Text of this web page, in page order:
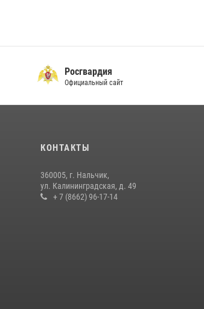
Росгвардия
Официальный сайт
КОНТАКТЫ
360005, г. Нальчик,
ул. Калининградская, д. 49
+ 7 (8662) 96-17-14